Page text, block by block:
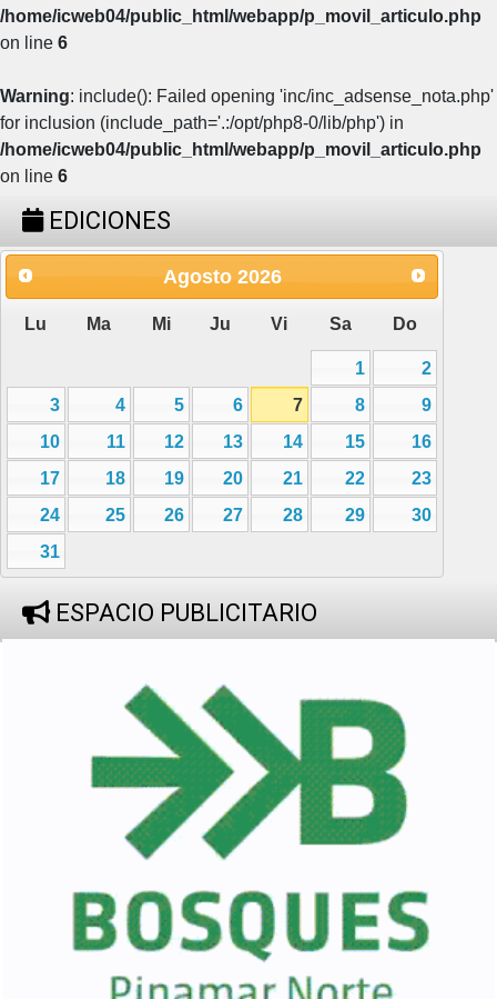
/home/icweb04/public_html/webapp/p_movil_articulo.php
on line 6
Warning: include(): Failed opening 'inc/inc_adsense_nota.php'
for inclusion (include_path='.:/opt/php8-0/lib/php') in
/home/icweb04/public_html/webapp/p_movil_articulo.php
on line 6
EDICIONES
Agosto 2026
Lu Ma Mi Ju Vi Sa Do
1
2
3
4 5 6 7 8
9
10
11 12 13 14 15
16
17
18 19 20 21 22
23
24
25 26 27 28 29
30
31
ESPACIO PUBLICITARIO